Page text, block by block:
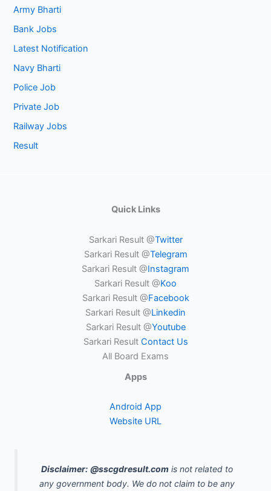
Army Bharti
Bank Jobs
Latest Notification
Navy Bharti
Police Job
Private Job
Railway Jobs
Result
Quick Links
Sarkari Result @Twitter
Sarkari Result @Telegram
Sarkari Result @Instagram
Sarkari Result @Koo
Sarkari Result @Facebook
Sarkari Result @Linkedin
Sarkari Result @Youtube
Sarkari ResultContact Us
All Board Exams
Apps
Android App
Website URL
Disclaimer: @sscgdresult.com is not related to
any government body. We do not claim to be any